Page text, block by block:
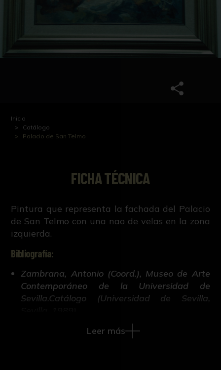
Inicio
Catálogo
Palacio de San Telmo
FICHA TÉCNICA
Pintura que representa la fachada del Palacio
de San Telmo con una nao de velas en la zona
izquierda.
Bibliografía:
Zambrana, Antonio (Coord.), Museo de Arte
Contemporáneo de la Universidad de
Sevilla.Catálogo (Universidad de Sevilla,
Leer más